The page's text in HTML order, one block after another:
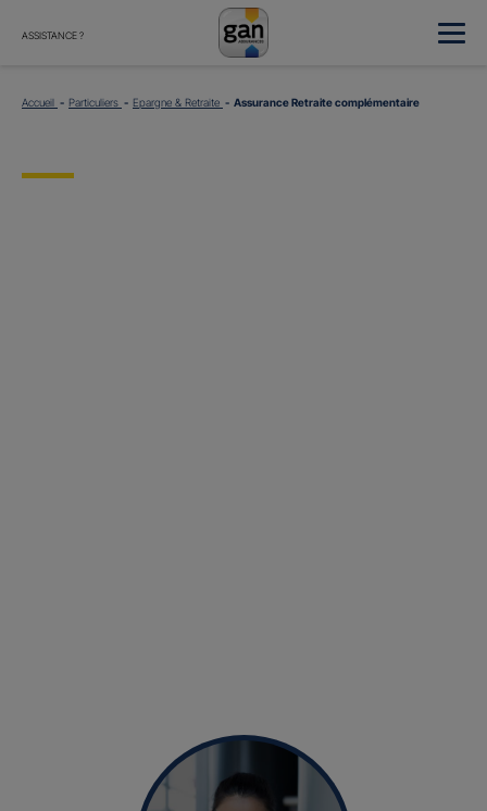
ASSISTANCE ?
Accueil Particuliers Epargne & Retraite Assurance Retraite complémentaire